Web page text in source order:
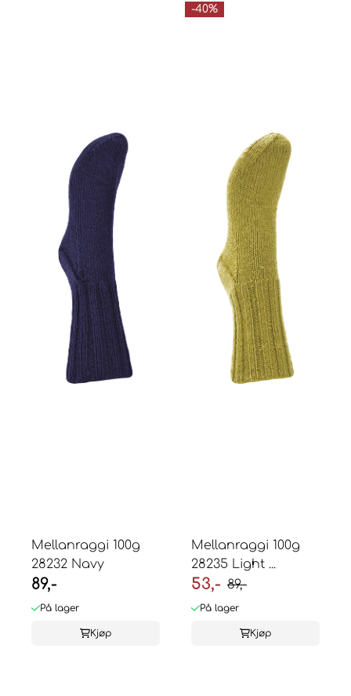
Mellanraggi 100g
28232 Navy
89,-
På lager
Kjøp
-40%
Mellanraggi 100g
28235 Light ...
53,- 89,-
På lager
Kjøp